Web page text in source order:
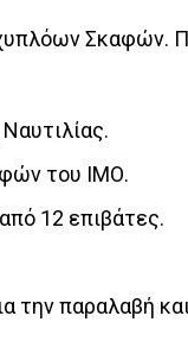
Σκαφών.
του ΙΜΟ.
12 επιβάτες.
παραλαβή